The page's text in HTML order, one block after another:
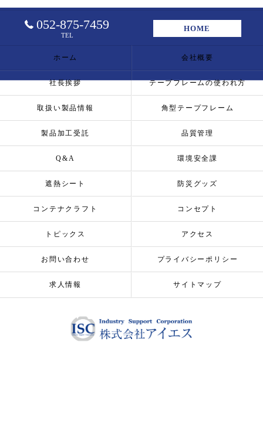
052-875-7459
TEL
HOME
ホーム 会社概要
社長挨拶 テープフレームの使われ方
取扱い製品情報 角型テープフレーム
製品加工受託 品質管理
Q&A 環境安全課
遮熱シート 防災グッズ
コンテナクラフト コンセプト
トピックス アクセス
お問い合わせ プライバシーポリシー
求人情報 サイトマップ